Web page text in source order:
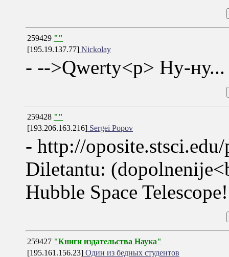
259429 ""
[195.19.137.77] Nickolay
- -->Qwerty<p> Ну-ну...
259428 ""
[193.206.163.216] Sergei Popov
- http://
Diletantu:
Hubble Space Telescope!
259427 "Книги издательства Наука"
[195.161.156.23] Один из бедных студентов